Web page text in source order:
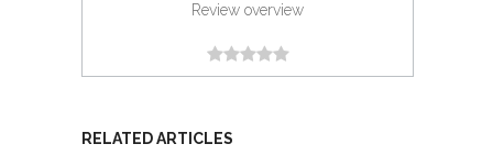
Review overview
RELATED ARTICLES